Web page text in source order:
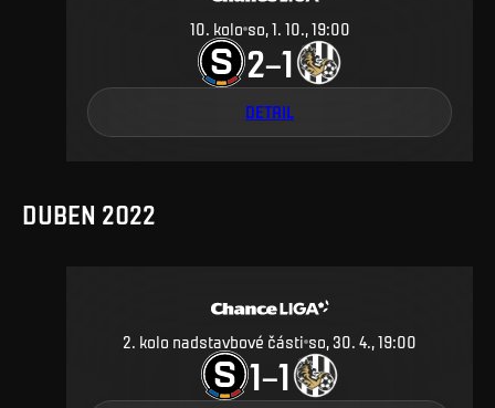
10 kolo so, 1. 10., 19:00
2–1
DETAIL
DUBEN 2022
2. kolo nadstavbové části so, 30. 4., 19:00
1–1